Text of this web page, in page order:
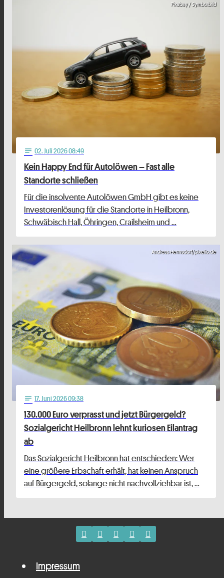
Pixabay / Symbolbild
notes 02. Juli 2026 08:49
Kein Happy End für Autolöwen – Fast alle
Standorte schließen
Für die insolvente Autolöwen GmbH gibt es keine
Investorenlösung für die Standorte in Heilbronn,
Schwäbisch Hall, Öhringen, Crailsheim und …
Andreas Hermsdorf/pixelio.de
notes 17. Juni 2026 09:38
130.000 Euro verprasst und jetzt Bürgergeld?
Sozialgericht Heilbronn lehnt kuriosen Eilantrag
ab
Das Sozialgericht Heilbronn hat entschieden: Wer
eine größere Erbschaft erhält, hat keinen Anspruch
auf Bürgergeld, solange nicht nachvollziehbar ist, …
Impressum